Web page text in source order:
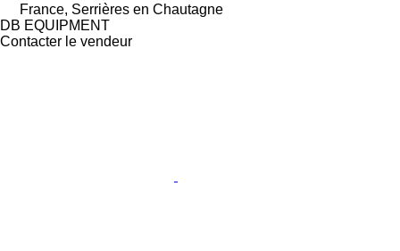
France, Serrières en Chautagne
DB EQUIPMENT
Contacter le vendeur